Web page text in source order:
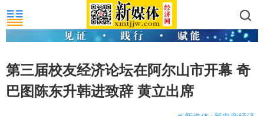
第三届校友经济论坛在阿尔山市开幕 奇
巴图陈东升韩进致辞 黄立出席